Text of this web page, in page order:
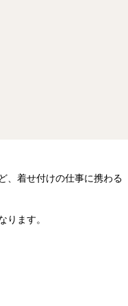
、着せ付けの仕事に携わる
ります。